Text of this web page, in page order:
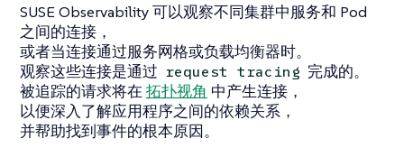
SUSE Observability 可以观察不同集群中服务和 Pod
之间的连接，
或者当连接通过服务网格或负载均衡器时。
观察这些连接是通过 request tracing 完成的。
被追踪的请求将在 拓扑视角 中产生连接，
以便深入了解应用程序之间的依赖关系，
并帮助找到事件的根本原因。